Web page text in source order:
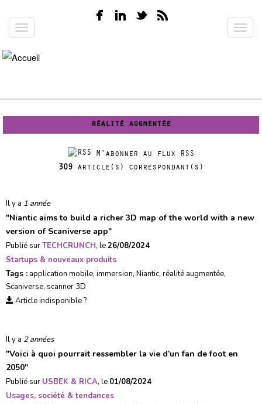
au
contenu
principal
Toggle
réalité augmentée
M'abonner au flux RSS
309 article(s) correspondant(s)
Il y a 1 année
"Niantic aims to build a richer 3D map of the world with a new
version of Scaniverse app"
Publié surTECHCRUNCH, le26/08/2024
Startups & nouveaux produits
Tags : application mobile, immersion, Niantic, réalité augmentée,
Scaniverse, scanner 3D
Article indisponible ?
Il y a 2 années
"Voici à quoi pourrait ressembler la vie d’un fan de foot en
2050"
Publié sur USBEK & RICA, le 01/08/2024
Usages, société & tendances